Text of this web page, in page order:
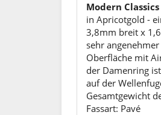
Modern
in Apricotgold -
3,8mm breit x
sehr
Oberfläche mit
der Damenring
auf der
Gesamtgewicht
Fassart: Pavé